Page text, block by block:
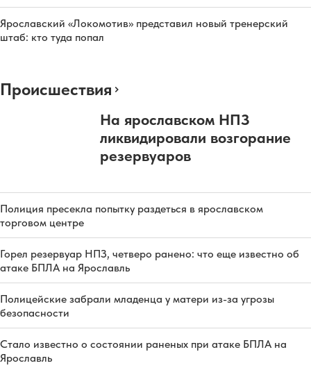
Ярославский «Локомотив» представил новый тренерский
штаб: кто туда попал
Происшествия
На ярославском НПЗ
ликвидировали возгорание
резервуаров
Полиция пресекла попытку раздеться в ярославском
торговом центре
Горел резервуар НПЗ, четверо ранено: что еще известно об
атаке БПЛА на Ярославль
Полицейские забрали младенца у матери из-за угрозы
безопасности
Стало известно о состоянии раненых при атаке БПЛА на
Ярославль